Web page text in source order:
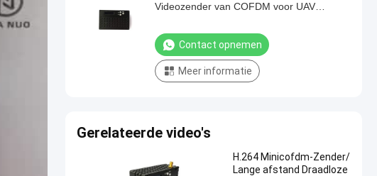
Videozender van COFDM voor UAV
Contact opnemen
Meer informatie
Gerelateerde video's
H.264 Minicofdm-Zender/
Lange afstand Draadloze